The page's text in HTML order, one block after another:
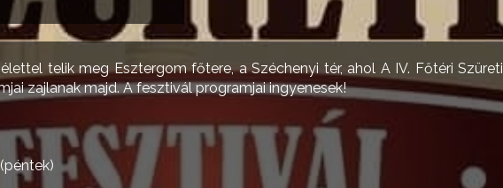
telik meg Esztergom főtere, a Széchenyi tér, ahol A IV. Főtéri Szüreti
zajlanak majd. A fesztivál programjai ingyenesek!